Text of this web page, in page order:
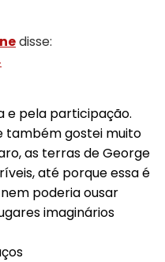
disse:
e pela participação.
também gostei muito
as terras de George
até porque essa é
poderia ousar
imaginários